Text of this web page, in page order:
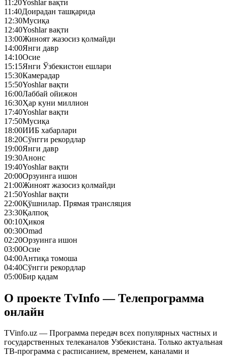
11:20Yoshlar вақти
11:40Доирадан ташқарида
12:30Mусиқа
12:40Yoshlar вақти
13:00Жиноят жазосиз қолмайди
14:00Янги давр
14:10Осие
15:15Янги Ўзбекистон ешлари
15:30Камерадар
15:50Yoshlar вақти
16:00Лаббай ойижон
16:30Ҳар куни миллион
17:40Yoshlar вақти
17:50Mусиқа
18:00ИИБ хабарлари
18:20Сўнгги рекордлар
19:00Янги давр
19:30Анонс
19:40Yoshlar вақти
20:00Орзуинга ишон
21:00Жиноят жазосиз қолмайди
21:50Yoshlar вақти
22:00Қўшнилар. Прямая трансляция
23:30Қалпоқ
00:10Ҳикоя
00:30Omad
02:20Орзуинга ишон
03:00Осие
04:00Антиқа томоша
04:40Сўнгги рекордлар
05:00Бир қадам
О проекте TvInfo — Телепрограмма
онлайн
TVinfo.uz — Программа передач всех популярных частных и
государственных телеканалов Узбекистана. Только актуальная
ТВ-программа с расписанием, временем, каналами и